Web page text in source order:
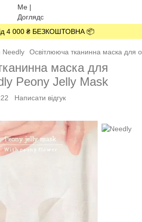
4 000 ₴ БЕЗКОШТОВНА 📦
Needly Освітлююча тканинна маска для
маска для
Peony Jelly Mask
Написати відгук